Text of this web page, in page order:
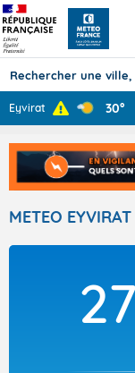
Eyvirat 30°
METEO